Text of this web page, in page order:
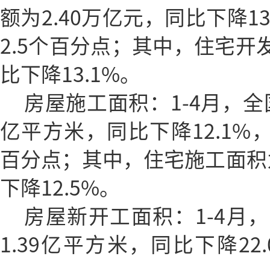
额为2.40万亿元，同比下降
2.5个百分点；其中，住宅开
比下降13.1%。
房屋施工面积：1-4月，
亿平方米，同比下降12.1%
百分点；其中，住宅施工面
下降12.5%。
房屋新开工面积：1-4月
1.39亿平方米，同比下降